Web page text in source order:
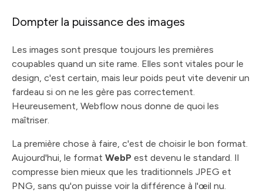
Dompter la puissance des images
Les images sont presque toujours les premières
coupables quand un site rame. Elles sont vitales pour le
design, c'est certain, mais leur poids peut vite devenir un
fardeau si on ne les gère pas correctement.
Heureusement, Webflow nous donne de quoi les
maîtriser.
La première chose à faire, c'est de choisir le bon format.
Aujourd'hui, le format WebP est devenu le standard. Il
compresse bien mieux que les traditionnels JPEG et
PNG, sans qu'on puisse voir la différence à l'œil nu.